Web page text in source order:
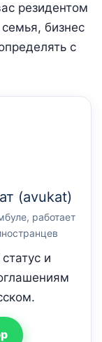
резидентом
бизнес
с
(avukat)
работает
и